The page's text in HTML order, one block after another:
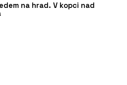
na hrad. V kopci nad